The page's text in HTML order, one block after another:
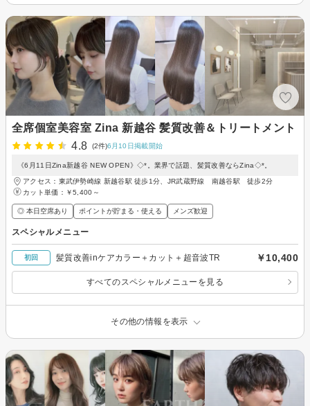
全席個室美容室 Zina 新越谷 髪質改善＆トリートメント
4.8
(2件)6月10日掲載開始
《6月11日Zina新越谷 NEW OPEN》◇*。業界で話題、髪質改善ならZina◇*。
アクセス：東武伊勢崎線 新越谷駅 徒歩1分、JR武蔵野線 南越谷駅 徒歩2分
カット単価： ￥5,400～
◎ 本日空席あり ポイントが貯まる・使える メンズ歓迎
スペシャルメニュー
初回 髪質改善inケアカラー＋カット＋超音波TR ￥10,400
すべてのスペシャルメニューを見る
その他の情報を表示